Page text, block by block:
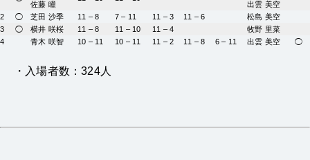
佐藤 瞳
出雲 美空
2
◯ 芝田 沙季 11 – 8 7 – 11 11 – 3 11 – 6
松島 美空
3
◯ 横井 咲桜 11 – 8 11 – 10 11 – 4
牧野 里菜
4
青木 咲智 10 – 11 10 – 11 11 – 2 11 – 8 6 – 11 出雲 美空 ◯
・入場者数：324人